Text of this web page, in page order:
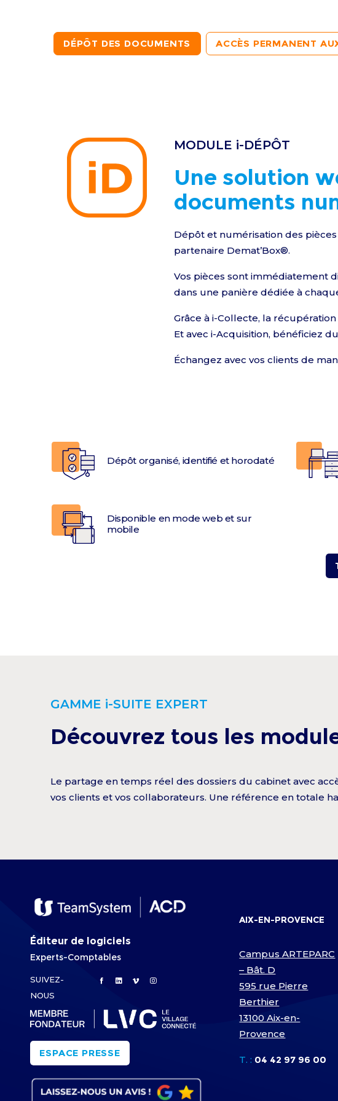
DÉPÔT DES DOCUMENTS ACCÈS PERMANENT
MODULE i-DÉPÔT
Une solution
documents
Dépôt et numérisation des
partenaire Demat’Box®.
Vos pièces sont immédiatement
dans une panière dédiée à
Grâce à i-Collecte, la
Et avec i-Acquisition, bénéficiez
Échangez avec vos clients de
Dépôt organisé, identifié et horodaté
Disponible en mode web et sur
mobile
GAMME i-SUITE EXPERT
Découvrez tous les
Le partage en temps réel des dossiers du cabinet avec
vos clients et vos collaborateurs. Une référence en totale
Éditeur de logiciels
Experts-Comptables
SUIVEZ-
NOUS
ESPACE PRESSE
AIX-EN-PROVENCE
Campus ARTEPARC
– Bât. D
595 rue Pierre
Berthier
13100 Aix-en-
Provence
T. : 04 42 97 96 00